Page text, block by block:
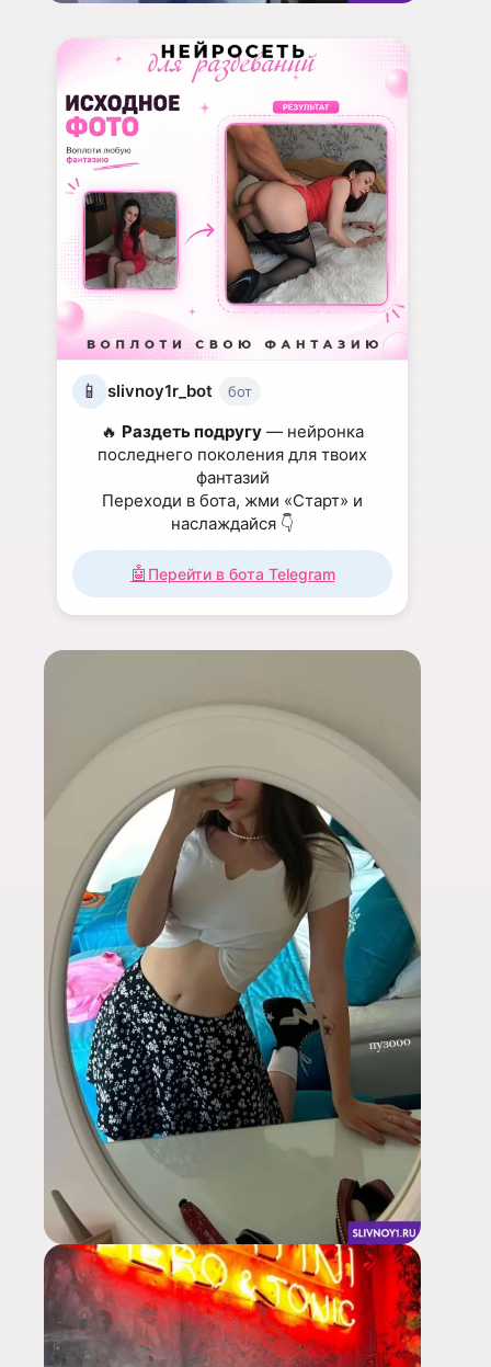
📱 slivnoy1r_bot бот
🔥 Раздеть подругу — нейронка
последнего поколения для твоих
фантазий
Переходи в бота, жми «Старт» и
наслаждайся 👇
🤖 Перейти в бота Telegram